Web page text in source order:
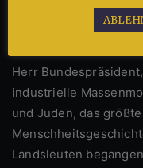
auf Englisch halten,
Täter“ sprechen
Herr Bundespräsident, sagten Sie nicht in Israel: „Der
industrielle
und Juden, das
Landsleuten